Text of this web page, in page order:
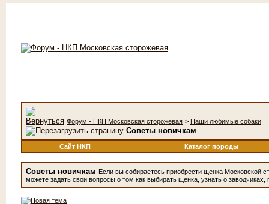
Форум - НКП Московская сторожевая > Наши любимые собаки
Советы новичкам
Сайт НКП Каталог породы
Советы новичкам Если вы собираетесь приобрести щенка Московской
можете задать свои вопросы о том как выбирать щенка, узнать о